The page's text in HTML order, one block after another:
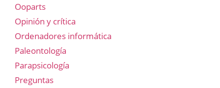
Ooparts
Opinión y crítica
Ordenadores informática
Paleontología
Parapsicología
Preguntas